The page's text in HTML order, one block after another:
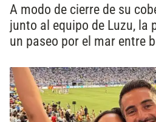
A modo de cierre de su
junto al equipo de Luzu, la
un paseo por el mar entre